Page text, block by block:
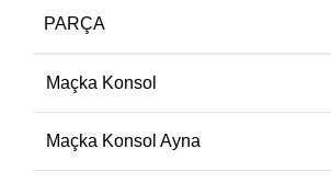
PARÇA
Maçka Konsol
Maçka Konsol Ayna